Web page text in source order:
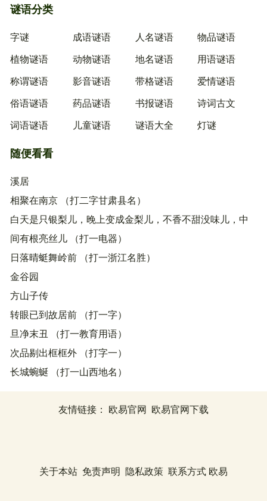
谜语分类
字谜 成语谜语 人名谜语
物品谜语
植物谜语
动物谜语 地名谜语
用语谜语
称谓谜语
影音谜语 带格谜语
爱情谜语
俗语谜语
药品谜语 书报谜语
诗词古文
词语谜语
儿童谜语 谜语大全 灯谜
随便看看
溪居
相聚在南京 （打二字甘肃县名）
白天是只银梨儿，晚上变成金梨儿，不香不甜没味儿，中
间有根亮丝儿 （打一电器）
日落晴蜓舞岭前 （打一浙江名胜）
金谷园
方山子传
转眼已到故居前 （打一字）
旦净末丑 （打一教育用语）
次品剔出框框外 （打字一）
长城蜿蜒 （打一山西地名）
友情链接： 欧易官网 欧易官网下载
关于本站 免责声明 隐私政策 联系方式 欧易